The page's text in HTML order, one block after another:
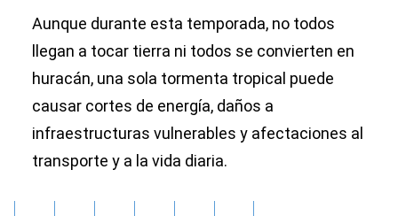
Aunque durante esta temporada, no todos
llegan a tocar tierra ni todos se convierten en
huracán, una sola tormenta tropical puede
causar cortes de energía, daños a
infraestructuras vulnerables y afectaciones al
transporte y a la vida diaria.